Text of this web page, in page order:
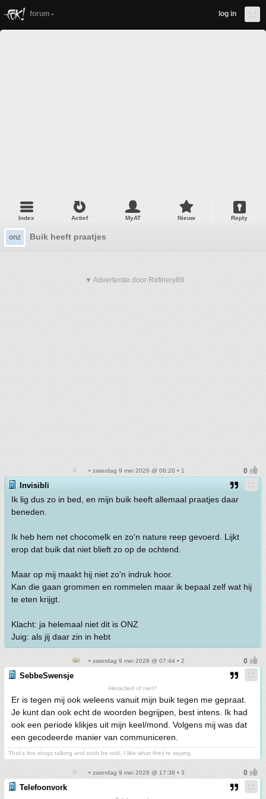
forum log in
Index Actief MyAT Nieuw Reply
onz Buik heeft praatjes
▼ Advertentie door Refinery89
• zaterdag 9 mei 2026 @ 06:20 • 1
Invisibli
Ik lig dus zo in bed, en mijn buik heeft allemaal praatjes daar
beneden.
Ik heb hem net chocomelk en zo'n nature reep gevoerd. Lijkt
erop dat buik dat niet blieft zo op de ochtend.
Maar op mij maakt hij niet zo'n indruk hoor.
Kan die gaan grommen en rommelen maar ik bepaal zelf wat hij
te eten krijgt.
Klacht: ja helemaal niet dit is ONZ
Juig: als jij daar zin in hebt
• zaterdag 9 mei 2026 @ 07:44 • 2
SebbeSwensje
Heraclied of niet?
Er is tegen mij ook weleens vanuit mijn buik tegen me gepraat.
Je kunt dan ook echt de woorden begrijpen, best intens. Ik had
ook een periode klikjes uit mijn keel/mond. Volgens mij was dat
een gecodeerde manier van communiceren.
That's the drugs talking and truth be told, I like what they're saying.
• zaterdag 9 mei 2026 @ 17:38 • 3
Telefoonvork